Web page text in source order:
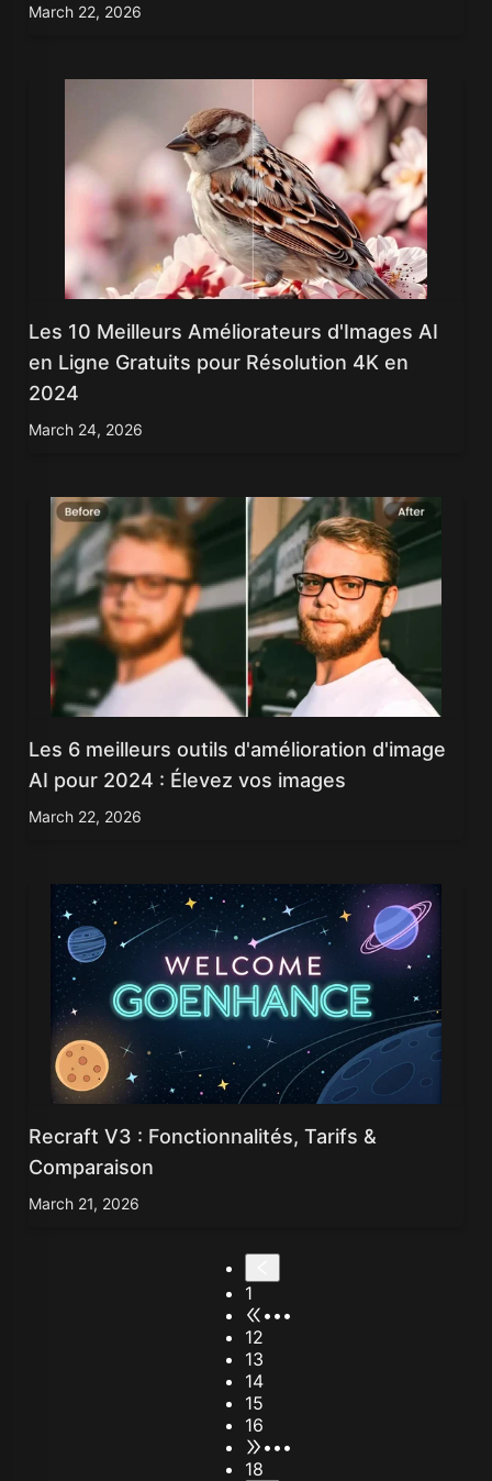
March 22, 2026
Les 10 Meilleurs Améliorateurs d'Images AI
en Ligne Gratuits pour Résolution 4K en
2024
March 24, 2026
Les 6 meilleurs outils d'amélioration d'image
AI pour 2024 : Élevez vos images
March 22, 2026
Recraft V3 : Fonctionnalités, Tarifs &
Comparaison
March 21, 2026
1
•••
12
13
14
15
16
•••
18